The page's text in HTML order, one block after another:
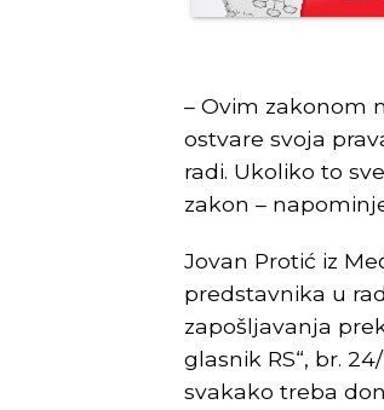
– Ovim zakonom
ostvare svoja
radi. Ukoliko to
zakon –
Jovan Protić iz
predstavnika u
zapošljavanja
glasnik RS“, br.
svakako treba